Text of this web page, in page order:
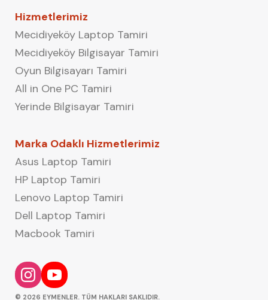
Hizmetlerimiz
Mecidiyeköy Laptop Tamiri
Mecidiyeköy Bilgisayar Tamiri
Oyun Bilgisayarı Tamiri
All in One PC Tamiri
Yerinde Bilgisayar Tamiri
Marka Odaklı Hizmetlerimiz
Asus Laptop Tamiri
HP Laptop Tamiri
Lenovo Laptop Tamiri
Dell Laptop Tamiri
Macbook Tamiri
© 2026 EYMENLER. TÜM HAKLARI SAKLIDIR.